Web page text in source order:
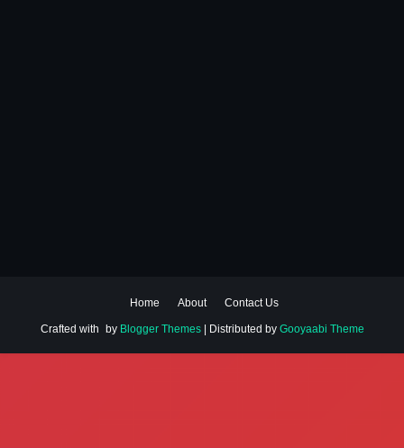
Home About Contact Us
Crafted with by Blogger Themes| Distributed by Gooyaabi Theme